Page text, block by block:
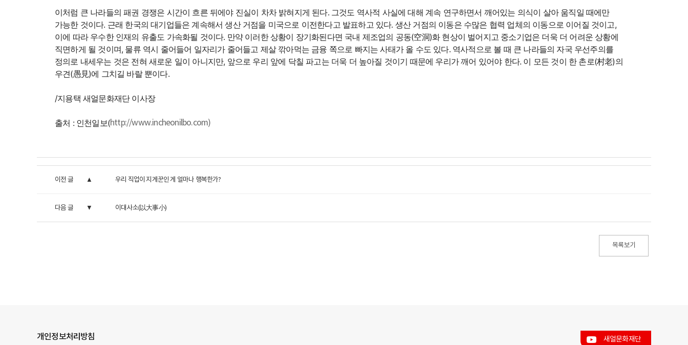
이처럼 큰 나라들의 패권 경쟁은 시간이 흐른 뒤에야 진실이 차차 밝혀지게 된다. 그것도 역사적 사실에 대해 계속 연구하면서 깨어있는 의식이 살아 움직일 때에만
가능한 것이다. 근래 한국의 대기업들은 계속해서 생산 거점을 미국으로 이전한다고 발표하고 있다. 생산 거점의 이동은 수많은 협력 업체의 이동으로 이어질 것이고,
이에 따라 우수한 인재의 유출도 가속화될 것이다. 만약 이러한 상황이 장기화된다면 국내 제조업의 공동(空洞)화 현상이 벌어지고 중소기업은 더욱 더 어려운 상황에
직면하게 될 것이며, 물류 역시 줄어들어 일자리가 줄어들고 제살 깎아먹는 금융 쪽으로 빠지는 사태가 올 수도 있다. 역사적으로 볼 때 큰 나라들의 자국 우선주의를
정의로 내세우는 것은 전혀 새로운 일이 아니지만, 앞으로 우리 앞에 닥칠 파고는 더욱 더 높아질 것이기 때문에 우리가 깨어 있어야 한다. 이 모든 것이 한 촌로(村老)의
우견(愚見)에 그치길 바랄 뿐이다.
/지용택 새얼문화재단 이사장
출처 : 인천일보(http://www.incheonilbo.com)
이전 글 우리 직업이 지게꾼인 게 얼마나 행복한가?
다음 글 이대사소(以大事小)
목록보기
개인정보처리방침 새얼문화재단